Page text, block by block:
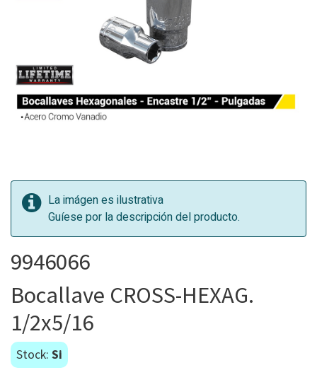
La imágen es ilustrativa
Guíese por la descripción del producto.
9946066
Bocallave CROSS-HEXAG.
1/2x5/16
Stock: Si